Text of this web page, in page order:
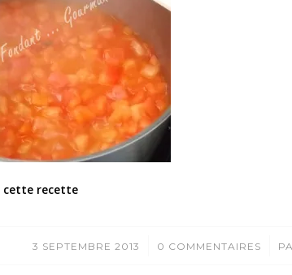
cette recette
3 SEPTEMBRE 2013
/ 0 COMMENTAIRES
/